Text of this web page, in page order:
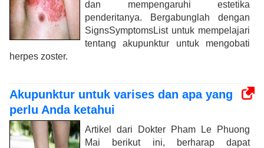
dan mempengaruhi estetika
penderitanya. Bergabunglah dengan
SignsSymptomsList untuk mempelajari
tentang akupunktur untuk mengobati
herpes zoster.
Akupunktur untuk varises dan apa yang
perlu Anda ketahui
Artikel dari Dokter Pham Le Phuong
Mai berikut ini, berharap dapat